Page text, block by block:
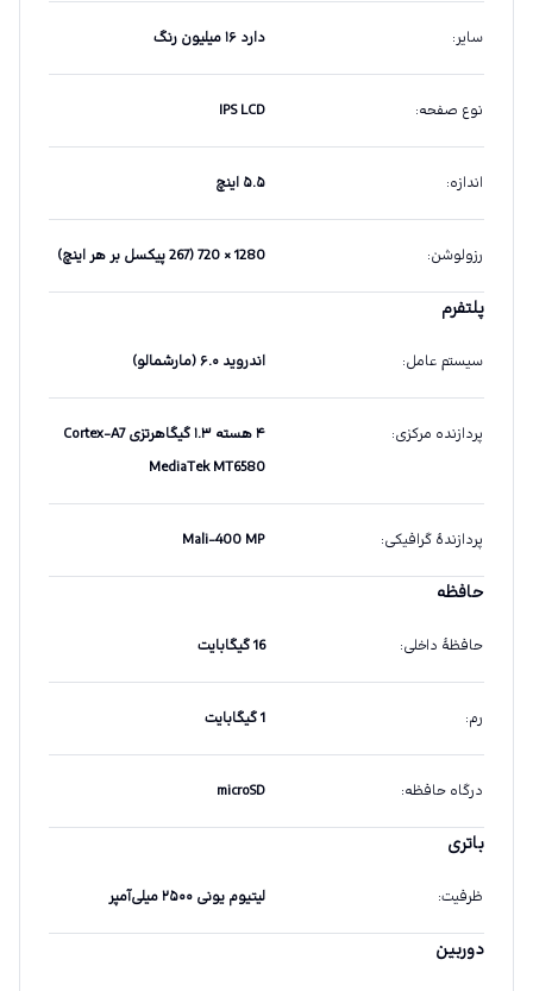
سایر: دارد ۱۶ میلیون رنگ
نوع صفحه:
IPS LCD
اندازه: ۵.۵ اینچ
رزولوشن: 1280 × 720 (267 پیکسل بر هر اینچ)
پلتفرم
سیستم عامل: اندروید ۶.۰ (مارشمالو)
پردازنده مرکزی:
۴ هسته ۱.۳ گیگاهرتزی Cortex-A7
MediaTek MT6580
پردازندهٔ گرافیکی:
Mali-400 MP
حافظه
حافظهٔ داخلی: 16 گیگابایت
رم: 1 گیگابایت
درگاه حافظه:
microSD
باتری
ظرفیت: لیتیوم یونی ۲۵۰۰ میلی‌آمپر
دوربین